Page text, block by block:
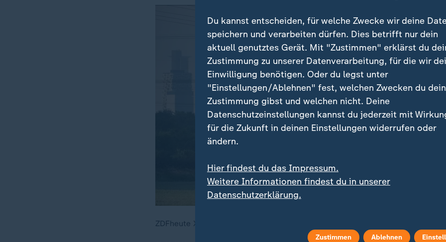
ZDFheute Xpress, 22.05.2026, 10:31 Uhr.
Du kannst entscheiden, für welche Zwecke wir deine
speichern und verarbeiten dürfen. Dies betrifft nur dein
aktuell genutztes Gerät. Mit "Zustimmen" erklärst du
Zustimmung zu unserer Datenverarbeitung, für die wir
Einwilligung benötigen. Oder du legst unter
"Einstellungen/Ablehnen" fest, welchen Zwecken du
Zustimmung gibst und welchen nicht. Deine
Datenschutzeinstellungen kannst du jederzeit mit
für die Zukunft in deinen Einstellungen widerrufen oder
ändern.
Hier findest du das Impressum.
Weitere Informationen findest du in unserer
Datenschutzerklärung.
Zustimmen Ablehnen